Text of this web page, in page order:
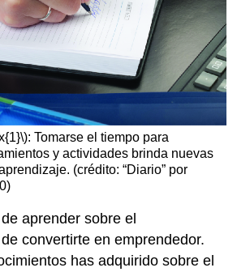
: Tomarse el tiempo para
y actividades brinda nuevas
(crédito: “Diario” por
aprender sobre el
convertirte en emprendedor.
has adquirido sobre el